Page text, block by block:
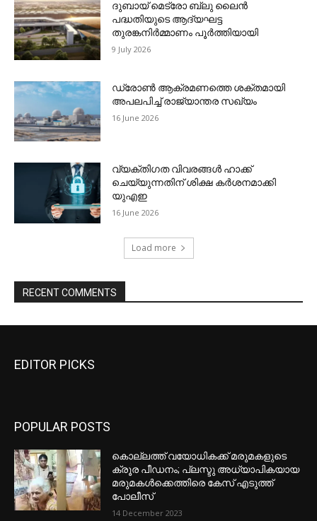
EDITOR PICKS
POPULAR POSTS
കൊല്ലത്ത് വയോധികക്ക് മരുമകളുടെ
ക്രൂര പീഡനം; പ്ലസ്ടു അധ്യാപികയായ
മരുമകൾക്കെത്തിരെ കേസ് എടുത്ത്
പോലീസ്
14 December 2023